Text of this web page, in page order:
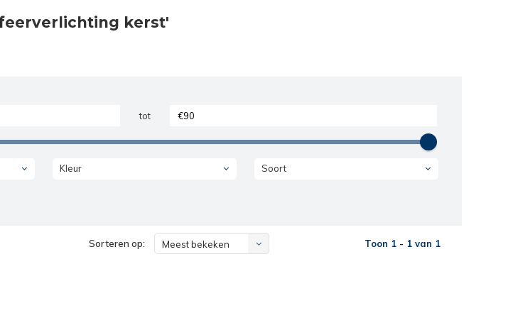
kerst'
tot
Kleur Soort
Sorteren op: Meest bekeken Toon 1 - 1 van 1